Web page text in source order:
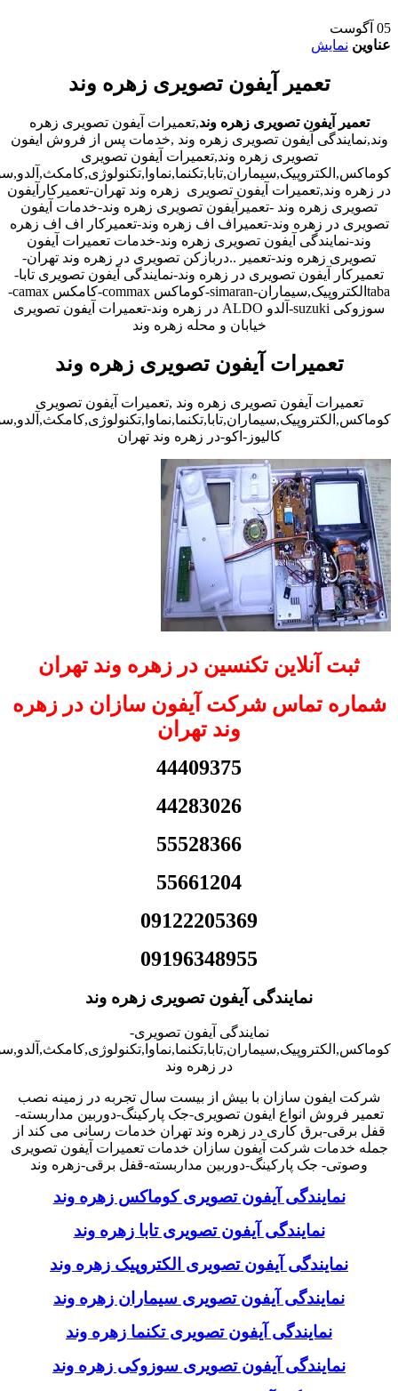
05 آگوست
عناوین نمایش
تعمیر آیفون تصویری زهره وند
تعمیر آیفون تصویری زهره وند,تعمیرات آیفون تصویری زهره
وند,نمایندگی آیفون تصویری زهره وند ,خدمات پس از فروش ایفون
تصویری زهره وند,تعمیرات آیفون تصویری
در زهره وند,تعمیرات آیفون تصویری زهره وند تهران-تعمیرکارآیفون
تصویری زهره وند -تعمیرآیفون تصویری زهره وند-خدمات آیفون
تصویری در زهره وند-تعمیراف اف زهره وند-تعمیرکار اف اف زهره
وند-نمایندگی آیفون تصویری زهره وند-خدمات تعمیرات آیفون
تصویری زهره وند-تعمیر ..دربازکن تصویری در زهره وند تهران-
تعمیرکار آیفون تصویری در زهره وند-نمایندگی آیفون تصویری تابا-
tabaالکتروپیک,سیماران-simaran-کوماکس commax-کامکس camax-
سوزوکی suzuki-آلدو ALDO در زهره وند-تعمیرات آیفون تصویری
خیابان و محله زهره وند
تعمیرات آیفون تصویری زهره وند
تعمیرات آیفون تصویری زهره وند ,تعمیرات آیفون تصویری
کالیوز-اکو-در زهره وند تهران
ثبت آنلاین تکنسین در زهره وند تهران
شماره تماس شرکت آیفون سازان در زهره
وند تهران
44409375
44283026
55528366
55661204
09122205369
09196348955
نمایندگی آیفون تصویری زهره وند
نمایندگی آیفون تصویری-
در زهره وند
شرکت ایفون سازان با بیش از بیست سال تجربه در زمینه نصب
تعمیر فروش انواع ایفون تصویری-جک پارکینگ-دوربین مداربسته-
قفل برقی-برق کاری در زهره وند تهران خدمات رسانی می کند از
جمله خدمات شرکت آیفون سازان خدمات تعمیرات آیفون تصویری
وصوتی- جک پارکینگ-دوربین مداربسته-قفل برقی-زهره وند
نمایندگی آیفون تصویری کوماکس زهره وند
نمایندگی آیفون تصویری تابا زهره وند
نمایندگی آیفون تصویری الکتروپیک زهره وند
نمایندگی آیفون تصویری سیماران زهره وند
نمایندگی آیفون تصویری تکنما زهره وند
نمایندگی آیفون تصویری سوزوکی زهره وند